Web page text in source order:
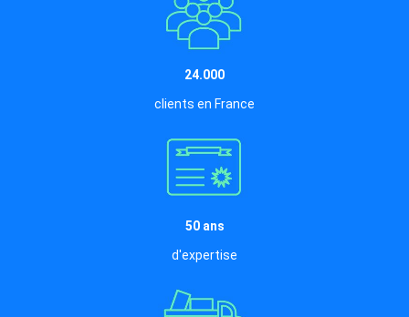
24.000
clients en France
50 ans
d'expertise